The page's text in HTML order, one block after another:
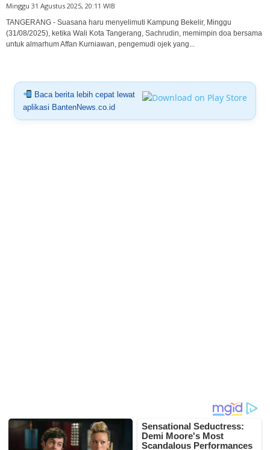
Minggu 31 Agustus 2025, 20:11 WIB
TANGERANG - Suasana haru menyelimuti Kampung Bekelir, Minggu
(31/08/2025), ketika Wali Kota Tangerang, Sachrudin, memimpin doa bersama
untuk almarhum Affan Kurniawan, pengemudi ojek yang...
Baca berita lebih cepat lewat
aplikasi BantenNews.co.id